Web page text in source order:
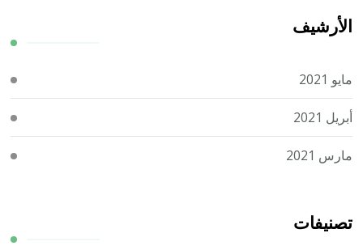
الأرشيف
مايو 2021
أبريل 2021
مارس 2021
تصنيفات